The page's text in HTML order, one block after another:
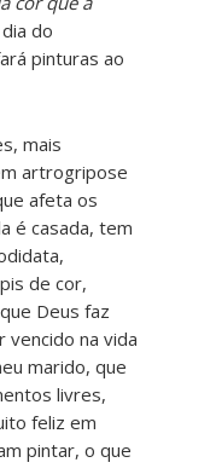
do
pinturas ao
mais
artrogripose
afeta os
é casada, tem
de cor,
Deus faz
na vida
marido, que
livres,
feliz em
pintar, o que